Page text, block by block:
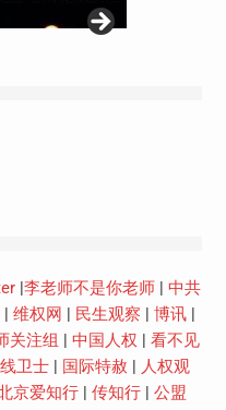
| 李老师不是你老师| 中共
维权网 民生观察 博讯|
关注组 中国人权
看不见
卫士| 国际特赦
人权观
京爱知行| 传知行| 公盟